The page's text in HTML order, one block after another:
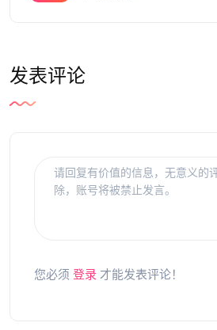
发表评论
您必须 登录 才能发表评论！